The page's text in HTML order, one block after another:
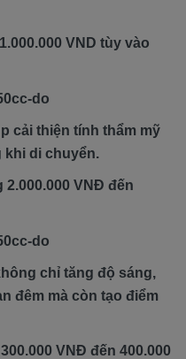
VND tùy vào
cải thiện tính thẩm mỹ
khi di chuyển.
2.000.000 VNĐ đến
chỉ tăng độ sáng,
đêm mà còn tạo điểm
VNĐ đến 400.000